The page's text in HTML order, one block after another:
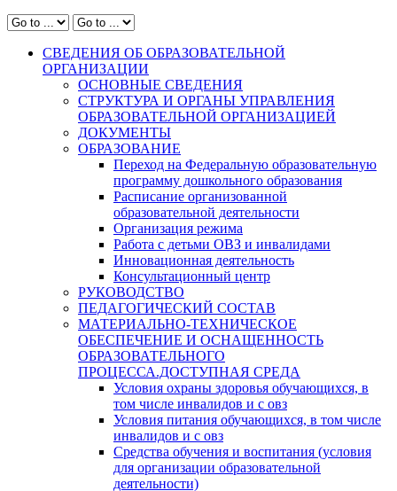
СВЕДЕНИЯ ОБ ОБРАЗОВАТЕЛЬНОЙ
ОРГАНИЗАЦИИ
ОСНОВНЫЕ СВЕДЕНИЯ
СТРУКТУРА И ОРГАНЫ УПРАВЛЕНИЯ
ОБРАЗОВАТЕЛЬНОЙ ОРГАНИЗАЦИЕЙ
ДОКУМЕНТЫ
ОБРАЗОВАНИЕ
Переход на Федеральную образовательную
программу дошкольного образования
Расписание организованной
образовательной деятельности
Организация режима
Работа с детьми ОВЗ и инвалидами
Инновационная деятельность
Консультационный центр
РУКОВОДСТВО
ПЕДАГОГИЧЕСКИЙ СОСТАВ
МАТЕРИАЛЬНО-ТЕХНИЧЕСКОЕ
ОБЕСПЕЧЕНИЕ И ОСНАЩЕННОСТЬ
ОБРАЗОВАТЕЛЬНОГО
ПРОЦЕССА.ДОСТУПНАЯ СРЕДА
Условия охраны здоровья обучающихся, в
том числе инвалидов и с овз
Условия питания обучающихся, в том числе
инвалидов и с овз
Средства обучения и воспитания (условия
для организации образовательной
деятельности)